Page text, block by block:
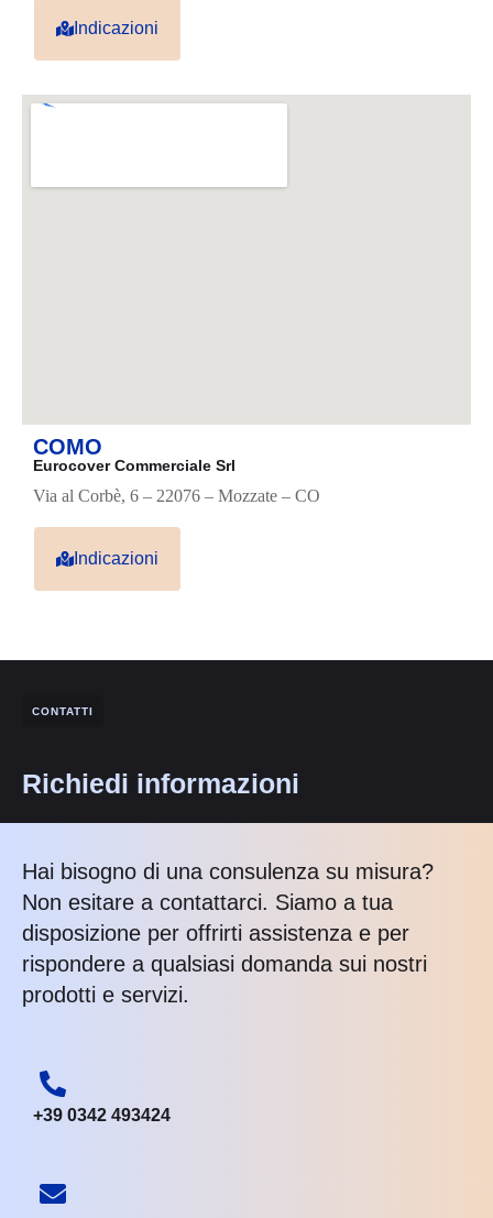
Indicazioni
COMO
Eurocover Commerciale Srl
Via al Corbè, 6 – 22076 – Mozzate – CO
Indicazioni
CONTATTI
Richiedi informazioni
Hai bisogno di una consulenza su misura?
Non esitare a contattarci. Siamo a tua
disposizione per offrirti assistenza e per
rispondere a qualsiasi domanda sui nostri
prodotti e servizi.
+39 0342 493424